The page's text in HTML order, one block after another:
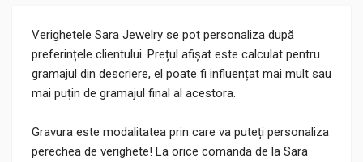
Verighetele Sara Jewelry se pot personaliza după
preferințele clientului. Prețul afișat este calculat pentru
gramajul din descriere, el poate fi influențat mai mult sau
mai puțin de gramajul final al acestora.
Gravura este modalitatea prin care va puteți personaliza
perechea de verighete! La orice comanda de la Sara